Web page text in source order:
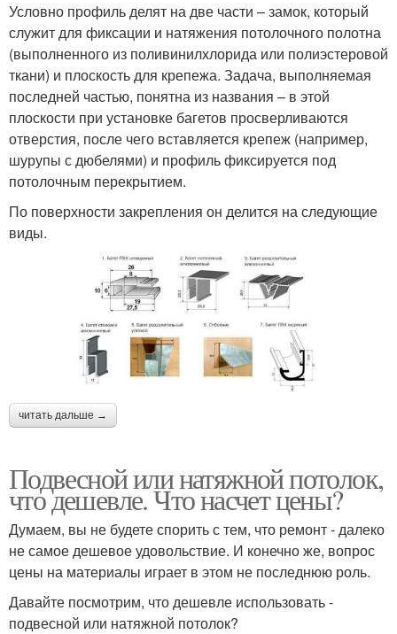
Условно профиль делят на две части – замок, который
служит для фиксации и натяжения потолочного полотна
(выполненного из поливинилхлорида или полиэстеровой
ткани) и плоскость для крепежа. Задача, выполняемая
последней частью, понятна из названия – в этой
плоскости при установке багетов просверливаются
отверстия, после чего вставляется крепеж (например,
шурупы с дюбелями) и профиль фиксируется под
потолочным перекрытием.
По поверхности закрепления он делится на следующие
виды.
читать дальше →
Подвесной или натяжной потолок,
что дешевле. Что насчет цены?
Думаем, вы не будете спорить с тем, что ремонт - далеко
не самое дешевое удовольствие. И конечно же, вопрос
цены на материалы играет в этом не последнюю роль.
Давайте посмотрим, что дешевле использовать -
подвесной или натяжной потолок?